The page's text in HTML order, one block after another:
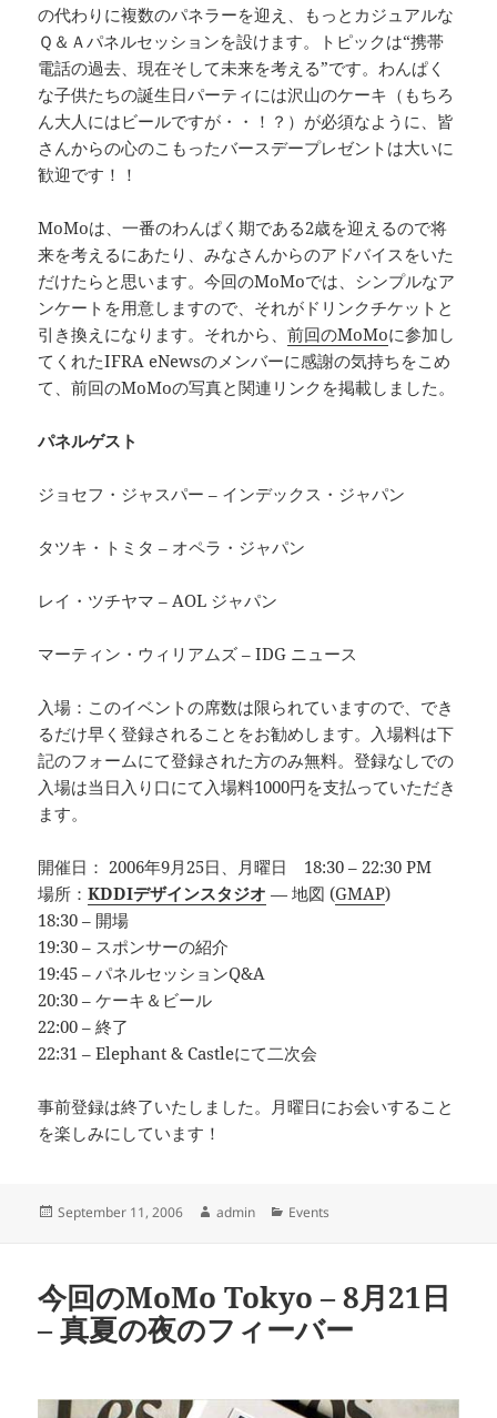
の代わりに複数のパネラーを迎え、もっとカジュアルな
Ｑ＆Ａパネルセッションを設けます。トピックは“携帯
電話の過去、現在そして未来を考える”です。わんぱく
な子供たちの誕生日パーティには沢山のケーキ（もちろ
ん大人にはビールですが・・！？）が必須なように、皆
さんからの心のこもったバースデープレゼントは大いに
歓迎です！！
MoMoは、一番のわんぱく期である2歳を迎えるので将
来を考えるにあたり、みなさんからのアドバイスをいた
だけたらと思います。今回のMoMoでは、シンプルなア
ンケートを用意しますので、それがドリンクチケットと
引き換えになります。それから、前回のMoMoに参加し
てくれたIFRA eNewsのメンバーに感謝の気持ちをこめ
て、前回のMoMoの写真と関連リンクを掲載しました。
パネルゲスト
ジョセフ・ジャスパー – インデックス・ジャパン
タツキ・トミタ – オペラ・ジャパン
レイ・ツチヤマ – AOL ジャパン
マーティン・ウィリアムズ – IDG ニュース
入場：このイベントの席数は限られていますので、でき
るだけ早く登録されることをお勧めします。入場料は下
記のフォームにて登録された方のみ無料。登録なしでの
入場は当日入り口にて入場料1000円を支払っていただき
ます。
開催日： 2006年9月25日、月曜日 18:30 – 22:30 PM
場所：KDDIデザインスタジオ — 地図 (GMAP)
18:30 – 開場
19:30 – スポンサーの紹介
19:45 – パネルセッションQ&A
20:30 – ケーキ＆ビール
22:00 – 終了
22:31 – Elephant & Castleにて二次会
事前登録は終了いたしました。月曜日にお会いすること
を楽しみにしています！
Posted
September 11, 2006 Author
admin Categories
Events
今回のMoMo Tokyo – 8月21日
– 真夏の夜のフィーバー